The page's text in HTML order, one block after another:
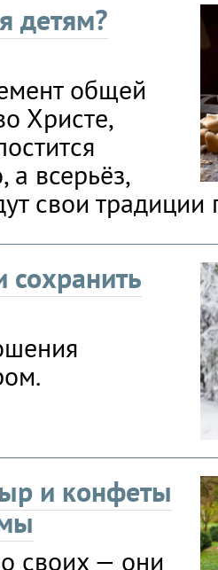
детям?
общей
Христе,
всерьёз,
свои традиции
сохранить
и конфеты
своих — они